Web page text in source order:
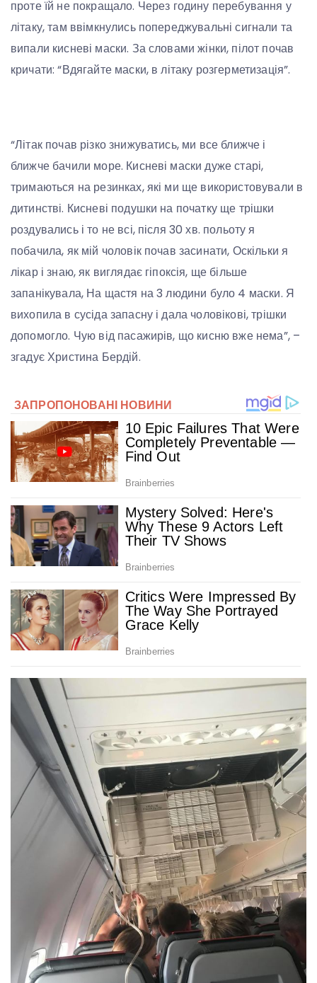
проте їй не покращало. Через годину перебування у
літаку, там ввімкнулись попереджувальні сигнали та
випали кисневі маски. За словами жінки, пілот почав
кричати: “Вдягайте маски, в літаку розгерметизація”.
“Літак почав різко знижуватись, ми все ближче і
ближче бачили море. Кисневі маски дуже старі,
тримаються на резинках, які ми ще використовували в
дитинстві. Кисневі подушки на початку ще трішки
роздувались і то не всі, після 30 хв. польоту я
побачила, як мій чоловік почав засинати, Оскільки я
лікар і знаю, як виглядає гіпоксія, ще більше
запанікувала, На щастя на 3 людини було 4 маски. Я
вихопила в сусіда запасну і дала чоловікові, трішки
допомогло. Чую від пасажирів, що кисню вже нема”, –
згадує Христина Бердій.